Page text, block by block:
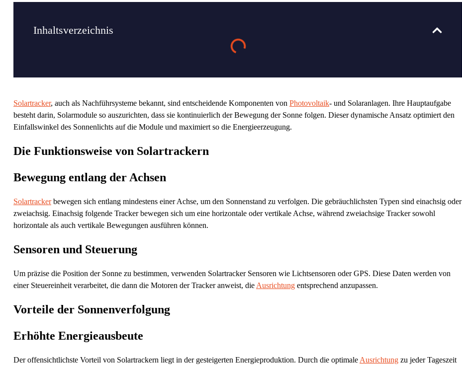
Inhaltsverzeichnis
Solartracker, auch als Nachführsysteme bekannt, sind entscheidende Komponenten von Photovoltaik- und Solaranlagen. Ihre Hauptaufgabe
besteht darin, Solarmodule so auszurichten, dass sie kontinuierlich der Bewegung der Sonne folgen. Dieser dynamische Ansatz optimiert den
Einfallswinkel des Sonnenlichts auf die Module und maximiert so die Energieerzeugung.
Die Funktionsweise von Solartrackern
Bewegung entlang der Achsen
Solartrackerbewegen sich entlang mindestens einer Achse, um den Sonnenstand zu verfolgen. Die gebräuchlichsten Typen sind einachsig oder
zweiachsig. Einachsig folgende Tracker bewegen sich um eine horizontale oder vertikale Achse, während zweiachsige Tracker sowohl
horizontale als auch vertikale Bewegungen ausführen können.
Sensoren und Steuerung
Um präzise die Position der Sonne zu bestimmen, verwenden Solartracker Sensoren wie Lichtsensoren oder GPS. Diese Daten werden von
einer Steuereinheit verarbeitet, die dann die Motoren der Tracker anweist, die Ausrichtung entsprechend anzupassen.
Vorteile der Sonnenverfolgung
Erhöhte Energieausbeute
Der offensichtlichste Vorteil von Solartrackern liegt in der gesteigerten Energieproduktion. Durch die optimale Ausrichtung zu jeder Tageszeit